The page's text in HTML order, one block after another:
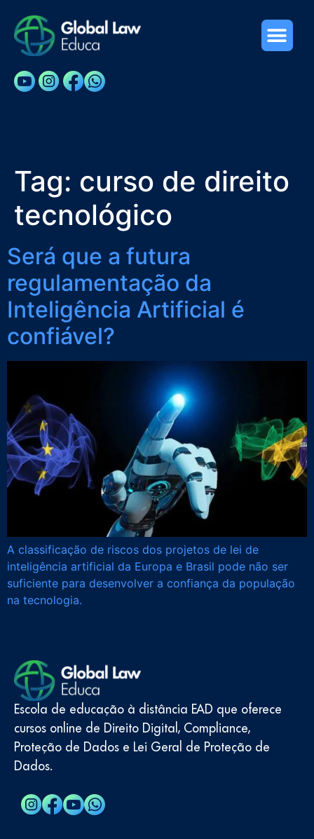
Tag: curso de direito
tecnológico
Será que a futura
regulamentação da
Inteligência Artificial é
confiável?
A classificação de riscos dos projetos de lei de
inteligência artificial da Europa e Brasil pode não ser
suficiente para desenvolver a confiança da população
na tecnologia.
Escola de educação à distância EAD que oferece
cursos online de Direito Digital, Compliance,
Proteção de Dados e Lei Geral de Proteção de
Dados.